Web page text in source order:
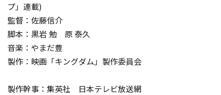
プ」連載)
監督：佐藤信介
脚本：黒岩 勉 原 泰久
音楽：やまだ豊
製作：映画「キングダム」製作委員会
製作幹事：集英社 日本テレビ放送網